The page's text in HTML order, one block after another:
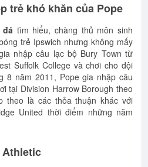
trẻ khó khăn của Pope
đá tìm hiểu, chàng thủ môn sinh
trẻ Ipswich nhưng không mấy
nhập câu lạc bộ Bury Town từ
Suffolk College và chơi cho đội
8 năm 2011, Pope gia nhập câu
tại Division Harrow Borough theo
theo là các thỏa thuận khác với
United thời điểm những năm
Athletic